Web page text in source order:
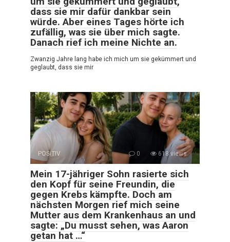
dass sie mir dafür dankbar sein
würde. Aber eines Tages hörte ich
zufällig, was sie über mich sagte.
Danach rief ich meine Nichte an.
Zwanzig Jahre lang habe ich mich um sie gekümmert und
geglaubt, dass sie mir
POSITIV 0 618 views
Mein 17-jähriger Sohn rasierte sich
den Kopf für seine Freundin, die
gegen Krebs kämpfte. Doch am
nächsten Morgen rief mich seine
Mutter aus dem Krankenhaus an und
sagte: „Du musst sehen, was Aaron
getan hat …“